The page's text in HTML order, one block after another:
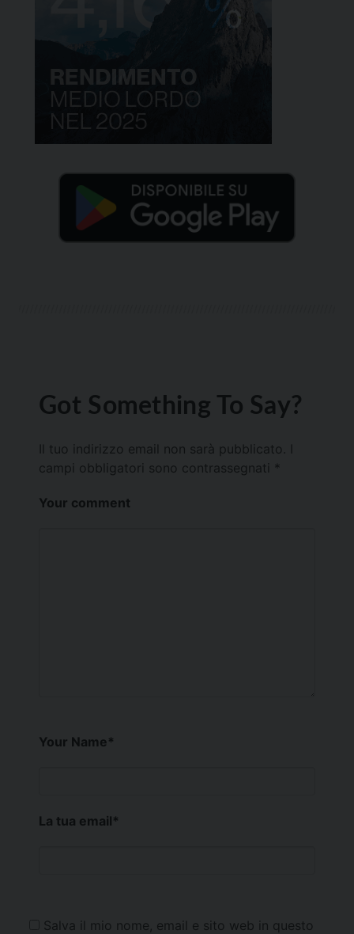
Got Something To Say?
Il tuo indirizzo email non sarà pubblicato.
campi obbligatori sono contrassegnati *
Your comment
Your Name*
La tua email*
Salva il mio nome, email e sito web in questo